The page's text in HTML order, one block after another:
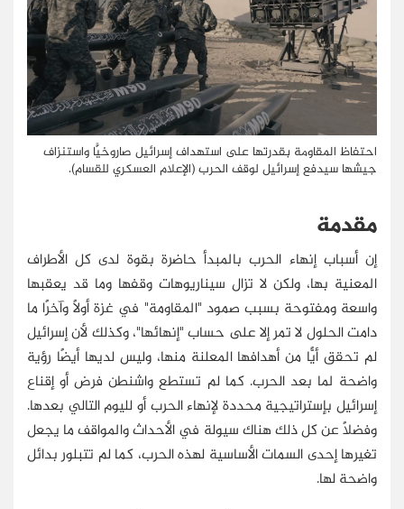
احتفاظ المقاومة بقدرتها على استهداف إسرائيل صاروخيًّا واستنزاف
جيشها سيدفع إسرائيل لوقف الحرب (الإعلام العسكري للقسام).
مقدمة
إن أسباب إنهاء الحرب بالمبدأ حاضرة بقوة لدى كل الأطراف
المعنية بها، ولكن لا تزال سيناريوهات وقفها وما قد يعقبها
واسعة ومفتوحة بسبب صمود "المقاومة" في غزة أولًا وآخرًا ما
دامت الحلول لا تمر إلا على حساب "إنهائها"، وكذلك لأن إسرائيل
لم تحقق أيًّا من أهدافها المعلنة منها، وليس لديها أيضًا رؤية
واضحة لما بعد الحرب. كما لم تستطع واشنطن فرض أو إقناع
إسرائيل بإستراتيجية محددة لإنهاء الحرب أو لليوم التالي بعدها.
وفضلًا عن كل ذلك هناك سيولة في الأحداث والمواقف ما يجعل
تغيرها إحدى السمات الأساسية لهذه الحرب، كما لم تتبلور بدائل
واضحة لها.